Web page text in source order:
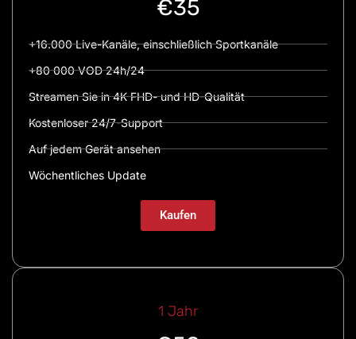
€35
+16.000 Live-Kanäle, einschließlich Sportkanäle
+80 000 VOD 24h/24
Streamen Sie in 4K FHD- und HD-Qualität
Kostenloser 24/7-Support
Auf jedem Gerät ansehen
Wöchentliches Update
Kaufen
1 Jahr